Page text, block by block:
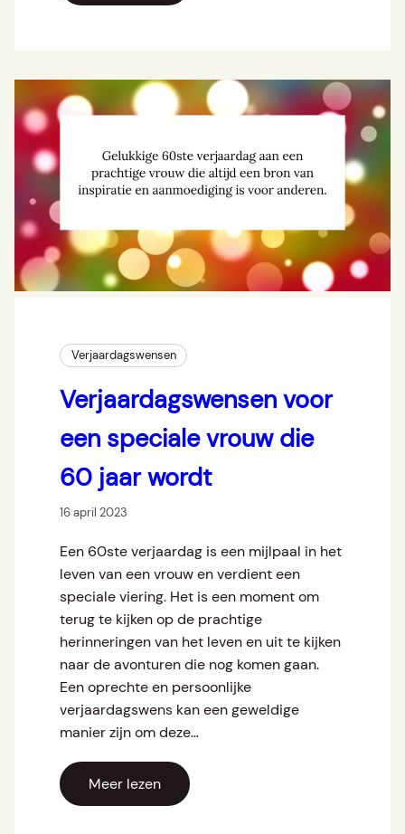
Verjaardagswensen
Verjaardagswensen voor
een speciale vrouw die
60 jaar wordt
16 april 2023
Een 60ste verjaardag is een mijlpaal in het
leven van een vrouw en verdient een
speciale viering. Het is een moment om
terug te kijken op de prachtige
herinneringen van het leven en uit te kijken
naar de avonturen die nog komen gaan.
Een oprechte en persoonlijke
verjaardagswens kan een geweldige
manier zijn om deze…
Meer lezen